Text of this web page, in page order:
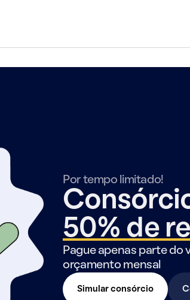
Por tempo limitado!
50% de
Pague apenas parte do
orçamento mensal
Simular consórcio